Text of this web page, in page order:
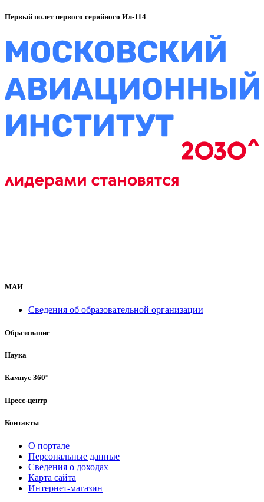
Первый полет первого серийного Ил-114
МАИ
Сведения об образовательной организации
Образование
Наука
Кампус 360°
Пресс-центр
Контакты
О портале
Персональные данные
Сведения о доходах
Карта сайта
Интернет-магазин